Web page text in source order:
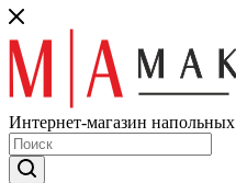
Интернет-магазин